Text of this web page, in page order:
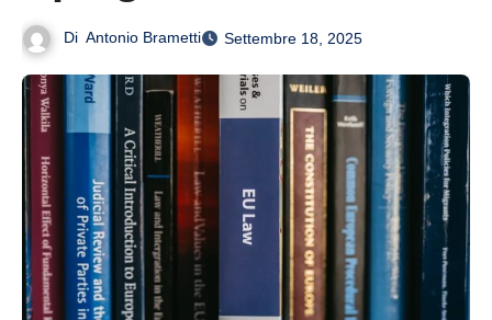
Di Antonio Brametti Settembre 18, 2025